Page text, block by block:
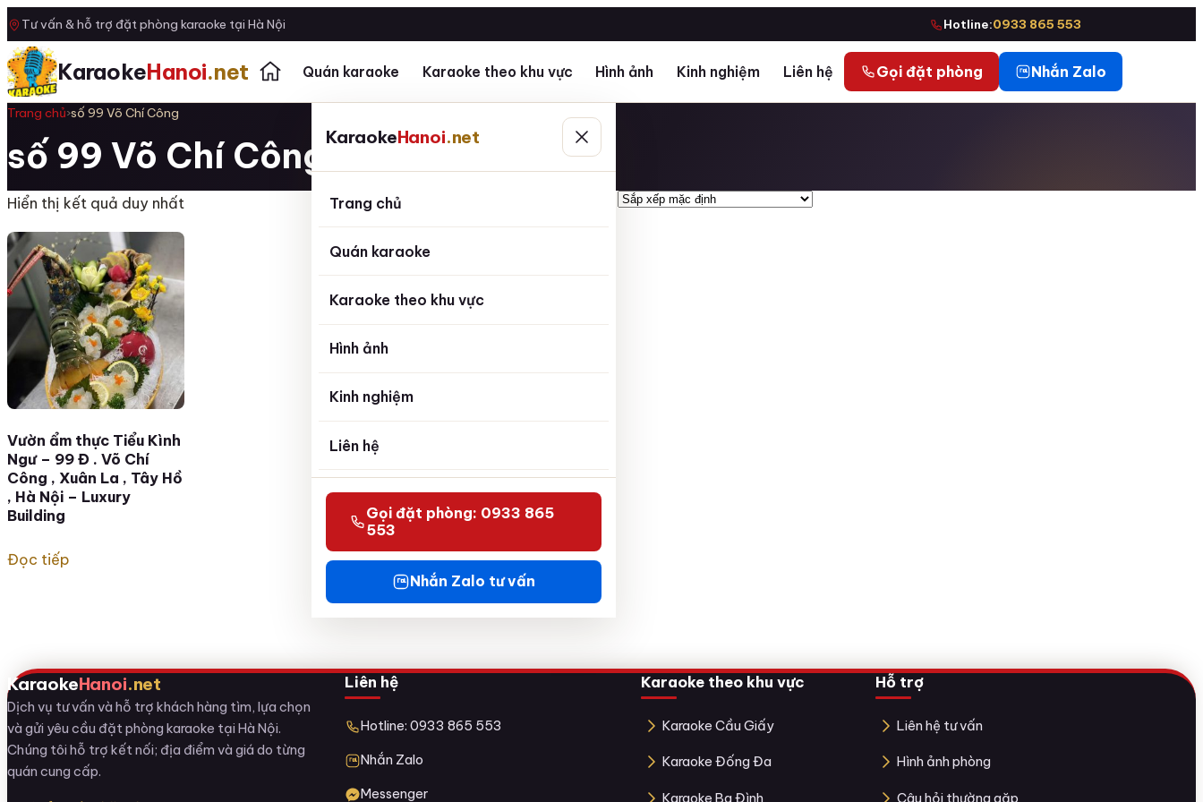
Tư vấn & hỗ trợ đặt phòng karaoke tại Hà Nội Hotline:0933 865 553
KaraokeHanoi.net Quán karaoke Karaoke theo khu vực Hình ảnh Kinh nghiệm Liên hệ Gọi đặt phòng Nhắn Zalo
KaraokeHanoi.net
Trang chủ
Quán karaoke
Karaoke theo khu vực
Hình ảnh
Kinh nghiệm
Liên hệ
Gọi đặt phòng: 0933 865
553
Nhắn Zalo tư vấn
Trang chủ›số 99 Võ Chí Công
số 99 Võ Chí Công
Hiển thị kết quả duy nhất
Vườn ẩm thực Tiểu Kình
Ngư – 99 Đ . Võ Chí
Công , Xuân La , Tây Hồ
, Hà Nội – Luxury
Building
Đọc tiếp
KaraokeHanoi.net
Dịch vụ tư vấn và hỗ trợ khách hàng tìm, lựa chọn
và gửi yêu cầu đặt phòng karaoke tại Hà Nội.
Chúng tôi hỗ trợ kết nối; địa điểm và giá do từng
quán cung cấp.
Liên hệ
Hotline: 0933 865 553
Nhắn Zalo
Messenger
Karaoke theo khu vực
Karaoke Cầu Giấy
Karaoke Đống Đa
Karaoke Ba Đình
Hỗ trợ
Liên hệ tư vấn
Hình ảnh phòng
Câu hỏi thường gặp